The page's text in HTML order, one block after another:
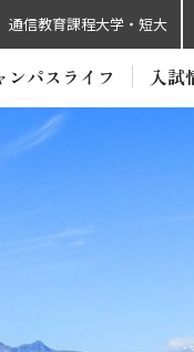
通信教育課程大学・短大
ンパスライフ 入試